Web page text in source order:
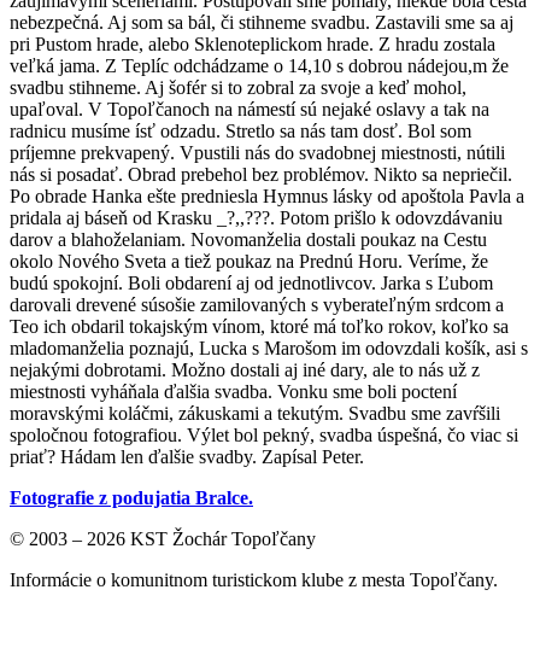
nebezpečná. Aj som sa bál, či stihneme svadbu. Zastavili sme sa aj
pri Pustom hrade, alebo Sklenoteplickom hrade. Z hradu zostala
veľká jama. Z Teplíc odchádzame o 14,10 s dobrou nádejou,m že
svadbu stihneme. Aj šofér si to zobral za svoje a keď mohol,
upaľoval. V Topoľčanoch na námestí sú nejaké oslavy a tak na
radnicu musíme ísť odzadu. Stretlo sa nás tam dosť. Bol som
príjemne prekvapený. Vpustili nás do svadobnej miestnosti, nútili
nás si posadať. Obrad prebehol bez problémov. Nikto sa nepriečil.
Po obrade Hanka ešte predniesla Hymnus lásky od apoštola Pavla a
pridala aj báseň od Krasku _?,,???. Potom prišlo k odovzdávaniu
darov a blahoželaniam. Novomanželia dostali poukaz na Cestu
okolo Nového Sveta a tiež poukaz na Prednú Horu. Veríme, že
budú spokojní. Boli obdarení aj od jednotlivcov. Jarka s Ľubom
darovali drevené súsošie zamilovaných s vyberateľným srdcom a
Teo ich obdaril tokajským vínom, ktoré má toľko rokov, koľko sa
mladomanželia poznajú, Lucka s Marošom im odovzdali košík, asi s
nejakými dobrotami. Možno dostali aj iné dary, ale to nás už z
miestnosti vyháňala ďalšia svadba. Vonku sme boli poctení
moravskými koláčmi, zákuskami a tekutým. Svadbu sme zavŕšili
spoločnou fotografiou. Výlet bol pekný, svadba úspešná, čo viac si
priať? Hádam len ďalšie svadby. Zapísal Peter.
Fotografie z podujatia Bralce.
© 2003 – 2026 KST Žochár Topoľčany
Informácie o komunitnom turistickom klube z mesta Topoľčany.